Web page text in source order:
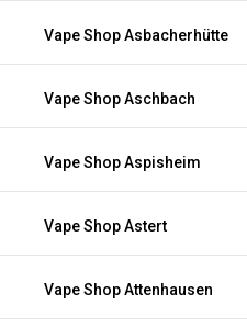
Vape Shop Asbacherhütte
Vape Shop Aschbach
Vape Shop Aspisheim
Vape Shop Astert
Vape Shop Attenhausen